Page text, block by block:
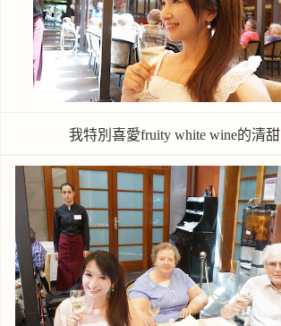
我特別喜愛fruity white wine的清甜